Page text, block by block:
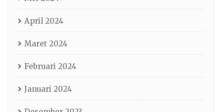
April 2024
Maret 2024
Februari 2024
Januari 2024